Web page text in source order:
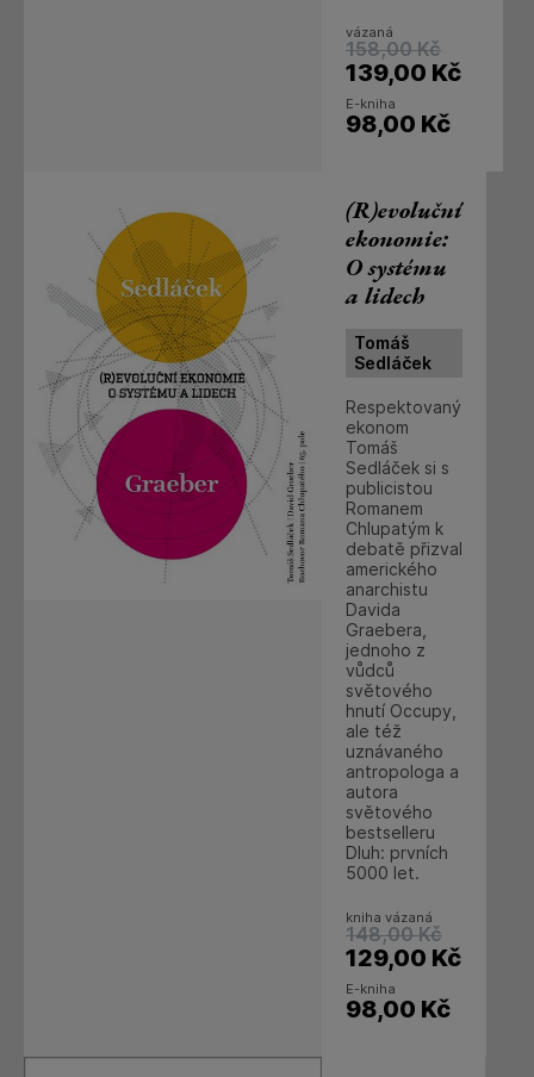
vázaná
158,00 Kč
139,00 Kč
E-kniha
98,00 Kč
(R)evoluční
ekonomie:
O systému
a lidech
Tomáš
Sedláček
Respektovaný
ekonom
Tomáš
Sedláček si s
publicistou
Romanem
Chlupatým k
debatě přizval
amerického
anarchistu
Davida
Graebera,
jednoho z
vůdců
světového
hnutí Occupy,
ale též
uznávaného
antropologa a
autora
světového
bestselleru
Dluh: prvních
5000 let.
kniha vázaná
148,00 Kč
129,00 Kč
E-kniha
98,00 Kč